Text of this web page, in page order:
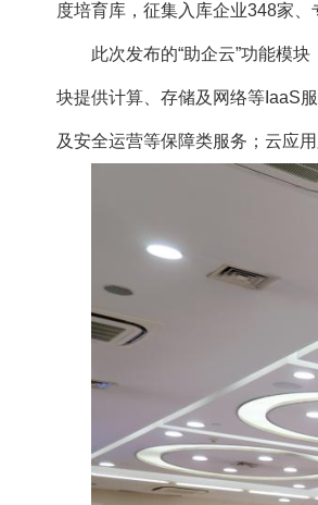
度培育库，征集入库企业348家、
此次发布的“助企云”功能模块
块提供计算、存储及网络等IaaS
及安全运营等保障类服务；云应